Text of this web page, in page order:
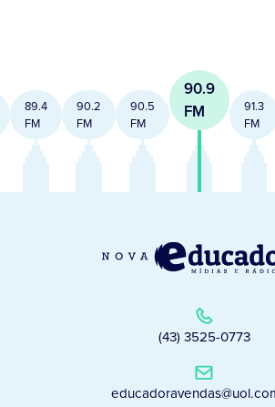
89.4
FM
90.2
FM
90.5
FM
90.9
FM
91.3
FM
(43) 3525-0773